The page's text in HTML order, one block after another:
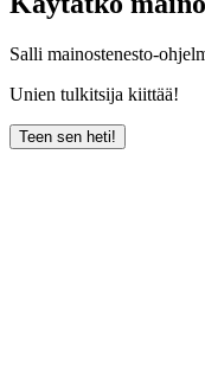
Salli mainostenesto-
Unien tulkitsija kiittää!
Teen sen heti!